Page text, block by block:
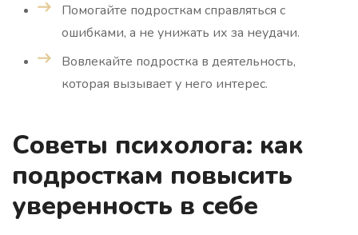
Помогайте подросткам справляться с
ошибками, а не унижать их за неудачи.
Вовлекайте подростка в деятельность,
которая вызывает у него интерес.
Советы психолога: как
подросткам повысить
уверенность в себе